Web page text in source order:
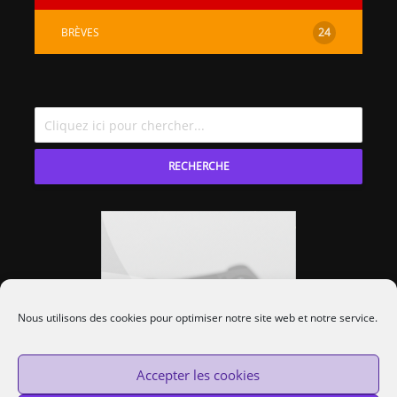
Nous utilisons des cookies pour optimiser notre site web et notre service.
Accepter les cookies
BRÈVES 24
RECHERCHE